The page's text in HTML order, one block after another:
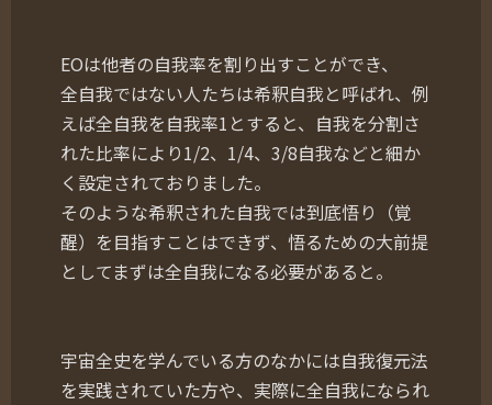
EOは他者の自我率を割り出すことができ、
全自我ではない人たちは希釈自我と呼ばれ、例
えば全自我を自我率1とすると、自我を分割さ
れた比率により1/2、1/4、3/8自我などと細か
く設定されておりました。
そのような希釈された自我では到底悟り（覚
醒）を目指すことはできず、悟るための大前提
としてまずは全自我になる必要があると。
宇宙全史を学んでいる方のなかには自我復元法
を実践されていた方や、実際に全自我になられ